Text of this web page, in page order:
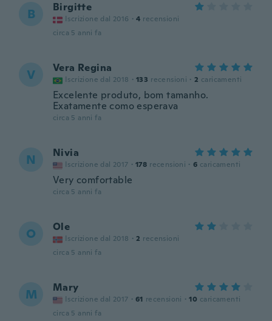
B Birgitte
Iscrizione dal 2016 · 4 recensioni
circa 5 anni fa
V Vera Regina
Iscrizione dal 2018 · 133 recensioni · 2 caricamenti
Excelente produto, bom tamanho.
Exatamente como esperava
circa 5 anni fa
N Nivia
Iscrizione dal 2017 · 178 recensioni · 6 caricamenti
Very comfortable
circa 5 anni fa
O Ole
Iscrizione dal 2018 · 2 recensioni
circa 5 anni fa
M Mary
Iscrizione dal 2017 · 61 recensioni · 10 caricamenti
circa 5 anni fa